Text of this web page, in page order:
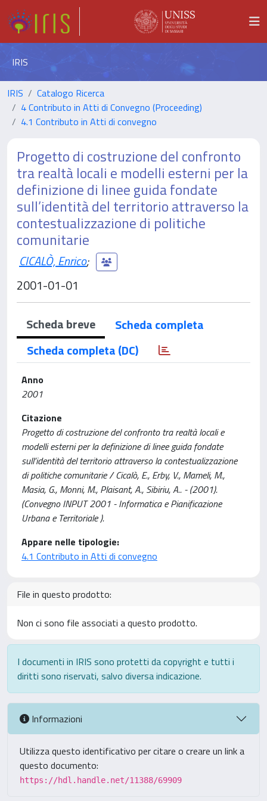
IRIS
IRIS
Catalogo Ricerca
4 Contributo in Atti di Convegno (Proceeding)
4.1 Contributo in Atti di convegno
Progetto di costruzione del confronto
tra realtà locali e modelli esterni per la
definizione di linee guida fondate
sull’identità del territorio attraverso la
contestualizzazione di politiche
comunitarie
CICALÒ, Enrico;
2001-01-01
Scheda breve
Scheda completa
Scheda completa (DC)
Anno
2001
Citazione
Progetto di costruzione del confronto tra realtà locali e
modelli esterni per la definizione di linee guida fondate
sull’identità del territorio attraverso la contestualizzazione
di politiche comunitarie / Cicalò, E., Erby, V., Mameli, M.,
Masia, G., Monni, M., Plaisant, A., Sibiriu, A.. - (2001).
(Convegno INPUT 2001 - Informatica e Pianificazione
Urbana e Territoriale ).
Appare nelle tipologie:
4.1 Contributo in Atti di convegno
File in questo prodotto:
Non ci sono file associati a questo prodotto.
I documenti in IRIS sono protetti da copyright e tutti i
diritti sono riservati, salvo diversa indicazione.
Informazioni
Utilizza questo identificativo per citare o creare un link a
questo documento:
https://hdl.handle.net/11388/69909